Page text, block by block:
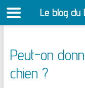
Peut-on
chien ?
Le blog du